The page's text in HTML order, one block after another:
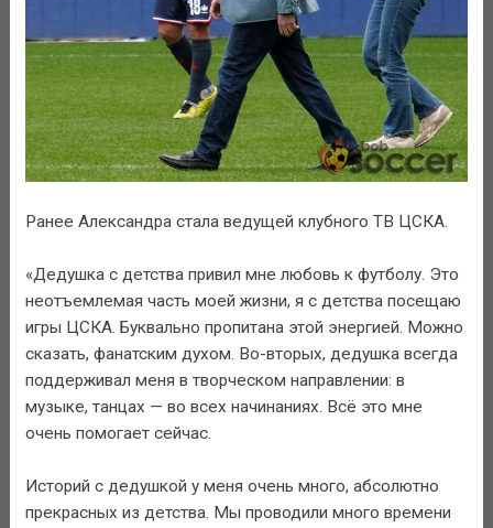
Ранее Александра стала ведущей клубного ТВ ЦСКА.
«Дедушка с детства привил мне любовь к футболу. Это
неотъемлемая часть моей жизни, я с детства посещаю
игры ЦСКА. Буквально пропитана этой энергией. Можно
сказать, фанатским духом. Во-вторых, дедушка всегда
поддерживал меня в творческом направлении: в
музыке, танцах — во всех начинаниях. Всё это мне
очень помогает сейчас.
Историй с дедушкой у меня очень много, абсолютно
прекрасных из детства. Мы проводили много времени